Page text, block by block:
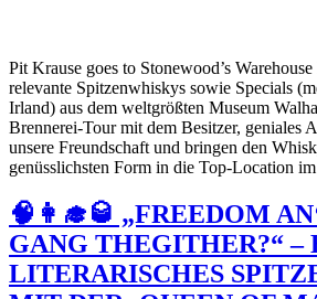
Pit Krause goes to Stonewood’s
relevante Spitzenwhiskys sowie Specials
Irland) aus dem weltgrößten Museum
Brennerei-Tour mit dem Besitzer, geniales
unsere Freundschaft und bringen den
genüsslichsten Form in die Top-Location
🧠👩‍🎓🥃 „FREEDOM
GANG THEGITHER?“ –
LITERARISCHES